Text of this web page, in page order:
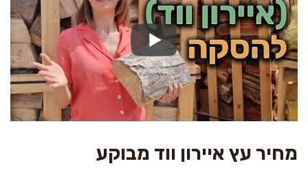
מחיר עץ איירון ווד מבוקע